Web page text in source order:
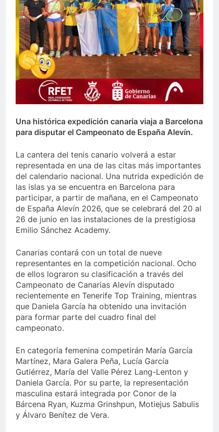
Una histórica expedición canaria viaja a Barcelona
para disputar el Campeonato de España Alevín.
La cantera del tenis canario volverá a estar
representada en una de las citas más importantes
del calendario nacional. Una nutrida expedición de
las islas ya se encuentra en Barcelona para
participar, a partir de mañana, en el Campeonato
de España Alevín 2026, que se celebrará del 20 al
26 de junio en las instalaciones de la prestigiosa
Emilio Sánchez Academy.
Canarias contará con un total de nueve
representantes en la competición nacional. Ocho
de ellos lograron su clasificación a través del
Campeonato de Canarias Alevín disputado
recientemente en Tenerife Top Training, mientras
que Daniela García ha obtenido una invitación
para formar parte del cuadro final del
campeonato.
En categoría femenina competirán María García
Martínez, Mara Galera Peña, Lucía García
Gutiérrez, María del Valle Pérez Lang-Lenton y
Daniela García. Por su parte, la representación
masculina estará integrada por Conor de la
Bárcena Ryan, Kuzma Grinshpun, Motiejus Sabulis
y Álvaro Benítez de Vera.